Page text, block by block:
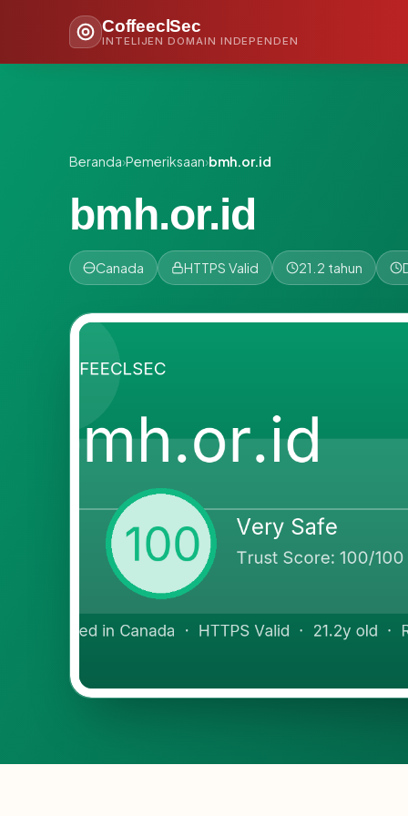
CoffeeclSec
INTELIJEN DOMAIN INDEPENDEN
Beranda›Pemeriksaan›bmh.or.id
bmh.or.id
Canada HTTPS Valid 21.2 tahun